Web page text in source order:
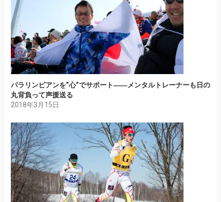
パラリンピアンを”心”でサポート――メンタルトレーナーも日の
丸背負って声援送る
2018年3月15日